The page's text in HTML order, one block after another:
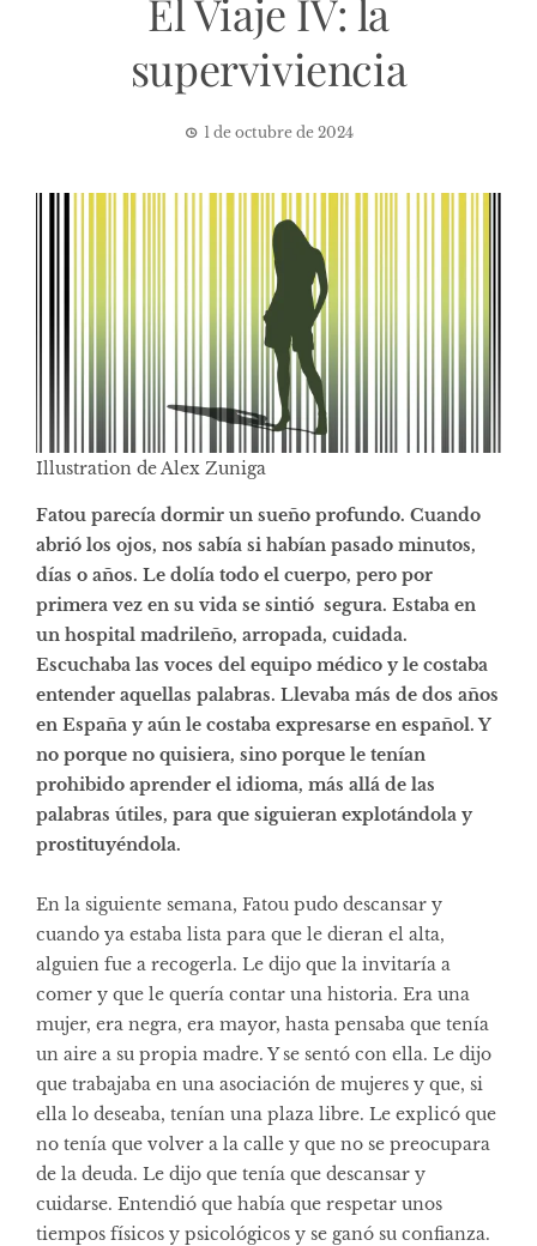
El Viaje IV: la
superviviencia
1 de octubre de 2024
Illustration de Alex Zuniga
Fatou parecía dormir un sueño profundo. Cuando
abrió los ojos, nos sabía si habían pasado minutos,
días o años. Le dolía todo el cuerpo, pero por
primera vez en su vida se sintió segura. Estaba en
un hospital madrileño, arropada, cuidada.
Escuchaba las voces del equipo médico y le costaba
entender aquellas palabras. Llevaba más de dos años
en España y aún le costaba expresarse en español. Y
no porque no quisiera, sino porque le tenían
prohibido aprender el idioma, más allá de las
palabras útiles, para que siguieran explotándola y
prostituyéndola.
En la siguiente semana, Fatou pudo descansar y
cuando ya estaba lista para que le dieran el alta,
alguien fue a recogerla. Le dijo que la invitaría a
comer y que le quería contar una historia. Era una
mujer, era negra, era mayor, hasta pensaba que tenía
un aire a su propia madre. Y se sentó con ella. Le dijo
que trabajaba en una asociación de mujeres y que, si
ella lo deseaba, tenían una plaza libre. Le explicó que
no tenía que volver a la calle y que no se preocupara
de la deuda. Le dijo que tenía que descansar y
cuidarse. Entendió que había que respetar unos
tiempos físicos y psicológicos y se ganó su confianza.